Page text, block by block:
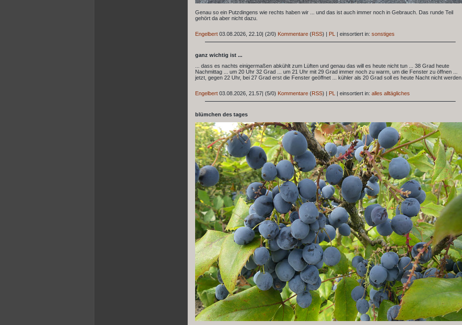
Genau so ein Putzdingens wie rechts haben wir ... und das ist auch immer noch in Gebrauch. Das runde Teil
gehört da aber nicht dazu.
Engelbert 03.08.2026, 22.10| (2/0) Kommentare (RSS) | PL | einsortiert in: sonstiges
ganz wichtig ist ...
... dass es nachts einigermaßen abkühlt zum Lüften und genau das will es heute nicht tun ... 38 Grad heute
Nachmittag ... um 20 Uhr 32 Grad ... um 21 Uhr mit 29 Grad immer noch zu warm, um die Fenster zu öffnen ...
jetzt, gegen 22 Uhr, bei 27 Grad erst die Fenster geöffnet ... kühler als 20 Grad soll es heute Nacht nicht werden.
Engelbert 03.08.2026, 21.57| (5/0) Kommentare (RSS) | PL | einsortiert in: alles alltägliches
blümchen des tages